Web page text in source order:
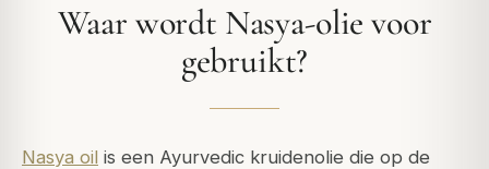
Waar wordt Nasya-olie voor
gebruikt?
Nasya oil is een Ayurvedic kruidenolie die op de